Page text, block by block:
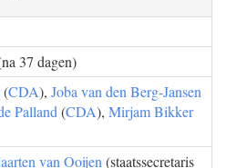
37 dagen)
(CDA), Joba van den Berg-Jansen
Palland (CDA), Mirjam Bikker
van Ooijen (staatssecretaris